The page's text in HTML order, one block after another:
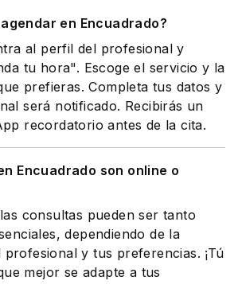
en Encuadrado?
al perfil del profesional y
tu hora". Escoge el servicio y la
prefieras. Completa tus datos y
será notificado. Recibirás un
recordatorio antes de la cita.
Encuadrado son online o
consultas pueden ser tanto
dependiendo de la
profesional y tus preferencias. ¡Tú
mejor se adapte a tus